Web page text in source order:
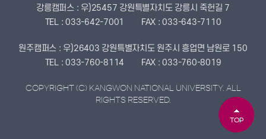
TOP
강릉캠퍼스 : 우)25457 강원특별자치도 강릉시 죽헌길 7
TEL : 033-642-7001
FAX : 033-643-7110
원주캠퍼스 : 우)26403 강원특별자치도 원주시 흥업면 남원로 150
TEL : 033-760-8114
FAX : 033-760-8019
COPYRIGHT (C) KANGWON NATIONAL UNIVERSITY. ALL
RIGHTS RESERVED.